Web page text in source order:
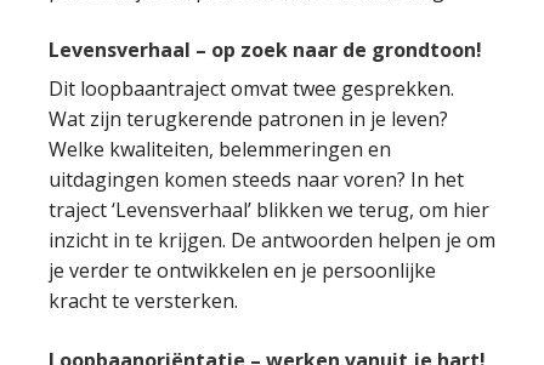
Levensverhaal – op zoek naar de grondtoon!
Dit loopbaantraject omvat twee gesprekken.
Wat zijn terugkerende patronen in je leven?
Welke kwaliteiten, belemmeringen en
uitdagingen komen steeds naar voren? In het
traject ‘Levensverhaal’ blikken we terug, om hier
inzicht in te krijgen. De antwoorden helpen je om
je verder te ontwikkelen en je persoonlijke
kracht te versterken.